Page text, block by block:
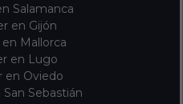
Salamanca
en Gijón
Mallorca
en Lugo
en Oviedo
Sebastián